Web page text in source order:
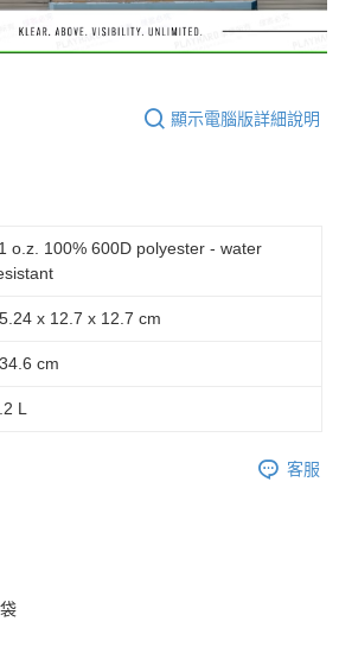
顯示電腦版詳細說明
o.z. 100% 600D polyester - water
x 12.7 x 12.7 cm
cm
L
客服